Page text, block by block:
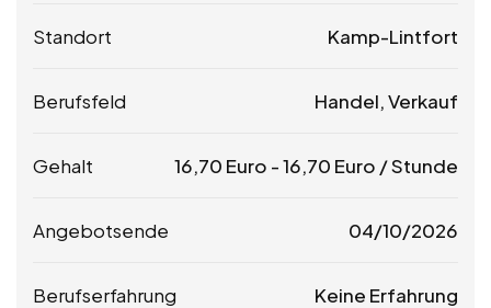
Standort Kamp-Lintfort
Berufsfeld Handel, Verkauf
Gehalt 16,70 Euro -16,70 Euro / Stunde
Angebotsende 04/10/2026
Berufserfahrung Keine Erfahrung